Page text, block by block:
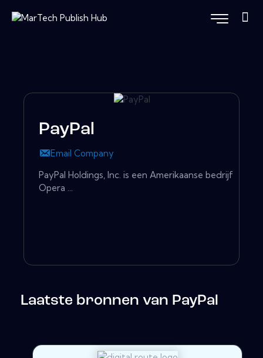
PayPal
Email Company
PayPal Holdings, Inc. is een Amerikaanse bedrijf
Opera ...
Laatste bronnen van PayPal